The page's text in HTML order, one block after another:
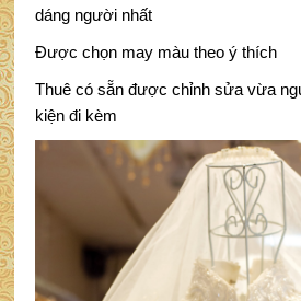
dáng người nhất
Được chọn may màu theo ý thích
Thuê có sẵn được chỉnh sửa vừa
kiện đi kèm